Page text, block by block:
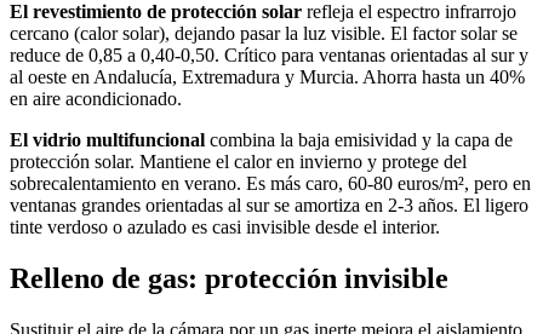
El revestimiento de protección solar refleja el espectro infrarrojo
cercano (calor solar), dejando pasar la luz visible. El factor solar se
reduce de 0,85 a 0,40-0,50. Crítico para ventanas orientadas al sur y
al oeste en Andalucía, Extremadura y Murcia. Ahorra hasta un 40%
en aire acondicionado.
El vidrio multifuncional combina la baja emisividad y la capa de
protección solar. Mantiene el calor en invierno y protege del
sobrecalentamiento en verano. Es más caro, 60-80 euros/m², pero en
ventanas grandes orientadas al sur se amortiza en 2-3 años. El ligero
tinte verdoso o azulado es casi invisible desde el interior.
Relleno de gas: protección invisible